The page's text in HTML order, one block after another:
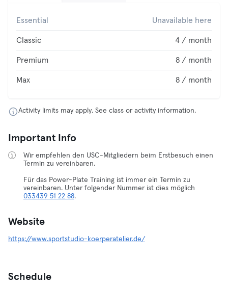
Essential Unavailable here
Classic 4 / month
Premium 8 / month
Max 8 / month
Activity limits may apply. See class or activity information.
Important Info
Wir empfehlen den USC-Mitgliedern beim Erstbesuch einen
Termin zu vereinbaren.
Für das Power-Plate Training ist immer ein Termin zu
vereinbaren. Unter folgender Nummer ist dies möglich
033439 51 22 88.
Website
https://www.sportstudio-koerperatelier.de/
Schedule